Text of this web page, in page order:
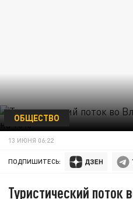
ОБЩЕСТВО
13 ИЮНЯ 06:22
ПОДПИШИТЕСЬ:
Туристический